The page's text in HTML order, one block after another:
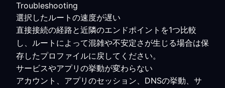
Troubleshooting
選択したルートの速度が遅い
直接接続の経路と近隣のエンドポイントを1つ比較
し、ルートによって混雑や不安定さが生じる場合は保
存したプロファイルに戻してください。
サービスやアプリの挙動が変わらない
アカウント、アプリのセッション、DNSの挙動、サ